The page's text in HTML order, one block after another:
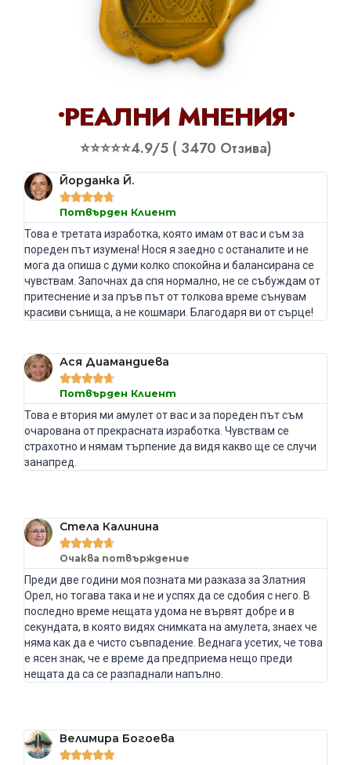
•РЕАЛНИ МНЕНИЯ•
⭐⭐⭐⭐⭐4.9/5 ( 3470 Отзива)
Йорданка Й.

Потвърден Клиент
Това е третата изработка, която имам от вас и съм за
пореден път изумена! Нося я заедно с останалите и не
мога да опиша с думи колко спокойна и балансирана се
чувствам. Започнах да спя нормално, не се събуждам от
притеснение и за пръв път от толкова време сънувам
красиви сънища, а не кошмари. Благодаря ви от сърце!
Ася Диамандиева

Потвърден Клиент
Това е втория ми амулет от вас и за пореден път съм
очарована от прекрасната изработка. Чувствам се
страхотно и нямам търпение да видя какво ще се случи
занапред.
Стела Калинина

Очаква потвърждение
Преди две години моя позната ми разказа за Златния
Орел, но тогава така и не и успях да се сдобия с него. В
последно време нещата удома не вървят добре и в
секундата, в която видях снимката на амулета, знаех че
няма как да е чисто съвпадение. Веднага усетих, че това
е ясен знак, че е време да предприема нещо преди
нещата да са се разпаднали напълно.
Велимира Богоева
